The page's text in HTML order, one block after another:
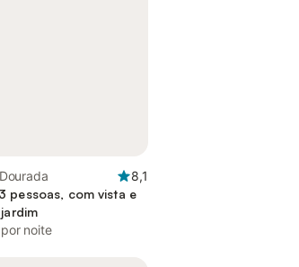
8,1
pessoas, com vista e
por noite